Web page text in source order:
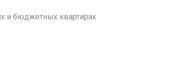
и бюджетных квартирах